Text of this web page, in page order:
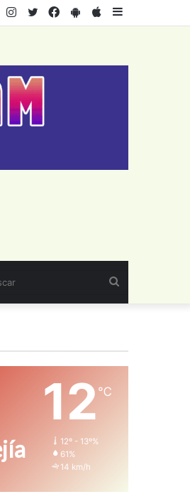
AppStore
PlayStore
Facebook
Twitter
Instagram
Youtube
12 ℃
12º - 13º%
61%
14 km/h